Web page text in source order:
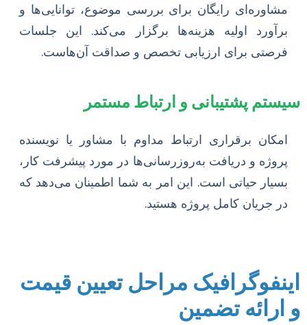
مشاوره‌ای رایگان برای بررسی موضوع، توانایی‌ها و
برآورد اولیه هزینه‌ها برگزار می‌کند. این جلسات
فرصتی برای ارزیابی تخصص و صداقت آن‌هاست.
سیستم پشتیبانی و ارتباط مستمر
امکان برقراری ارتباط مداوم با مشاور یا نویسنده
پروژه و دریافت به‌روزرسانی‌ها در مورد پیشرفت کار،
بسیار حیاتی است. این امر به شما اطمینان می‌دهد که
در جریان کامل پروژه هستید.
اینفوگرافیک مراحل تعیین قیمت
و ارائه تضمین